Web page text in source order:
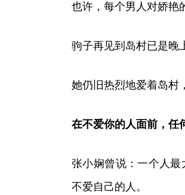
也许，每个男人对娇艳
驹子再见到岛村已是晚
她仍旧热烈地爱着岛村
在不爱你的人面前，任
张小娴曾说：一个人
不爱自己的人。